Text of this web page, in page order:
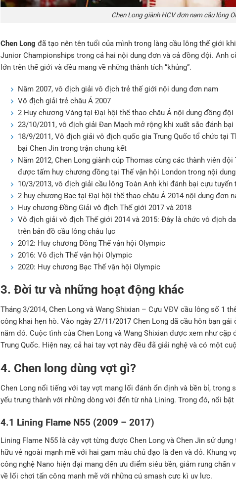
Chen Long giành HCV đơn nam cầu lông
Chen Long đã tạo nên tên tuổi của mình trong làng cầu lông thế giới
Junior Championships trong cả hai nội dung đơn và cả đồng đội. Anh
lớn trên thế giới và đều mang về những thành tích “khủng”.
Năm 2007, vô địch giải vô địch trẻ thế giới nội dung đơn nam
Vô địch giải trẻ châu Á 2007
2 Huy chương Vàng tại Đại hội thể thao châu Á nội dung đồng đội
23/10/2011, vô địch giải Đan Mạch mở rộng khi xuất sắc đánh bại
18/9/2011, Vô địch giải vô địch quốc gia Trung Quốc tổ chức tại
bại Chen Jin trong trận chung kết
Năm 2012, Chen Long giành cúp Thomas cùng các thành viên đội
được tấm huy chương đồng tại Thế vận hội London trong nội
10/3/2013, vô địch giải cầu lông Toàn Anh khi đánh bại cựu
2 huy chương Bạc tại Đại hội thể thao châu Á 2014 nội dung đơn
Huy chương Đồng Giải vô địch Thế giới 2017 và 2018
Vô địch giải vô địch Thế giới 2014 và 2015: Đây là chức vô địch
trên bản đồ cầu lông châu lục
2012: Huy chương Đồng Thế vận hội Olympic
2016: Vô địch Thế vận hội Olympic
2020: Huy chương Bạc Thế vận hội Olympic
3. Đời tư và những hoạt động khác
Tháng 3/2014, Chen Long và Wang Shixian – Cựu VĐV cầu lông số 1
công khai hẹn hò. Vào ngày 27/11/2017 Chen Long dã cầu hôn bạn
năm đó. Cuộc tình của Chen Long và Wang Shixian được xem như
Trung Quốc. Hiện nay, cả hai tay vợt này đều đã giải nghệ và có một
4. Chen long dùng vợt gì?
Chen Long nổi tiếng với tay vợt mang lối đánh ổn định và bền bỉ, trong
yếu trung thành với những dòng với đến từ nhà Lining. Trong đó, nổi
4.1 Lining Flame N55 (2009 – 2017)
Lining Flame N55 là cây vợt từng được Chen Long và Chen Jin sử
hữu vẻ ngoài mạnh mẽ với hai gam màu chủ đạo là đen và đỏ. Khung
công nghệ Nano hiện đại mang đến ưu điểm siêu bền, giảm rung
về lối chơi tấn công mạnh mẽ với những cú smash cực kì uy lực.